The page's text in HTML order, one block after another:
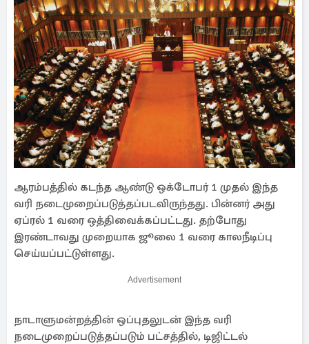
ஆரம்பத்தில் கடந்த ஆண்டு ஒக்டோபர் 1 முதல் இந்த
வரி நடைமுறைப்படுத்தப்படவிருந்தது. பின்னர் அது
ஏப்ரல் 1 வரை ஒத்திவைக்கப்பட்டது. தற்போது
இரண்டாவது முறையாக ஜூலை 1 வரை காலநீடிப்பு
செய்யப்பட்டுள்ளது.
Advertisement
நாடாளுமன்றத்தின் ஒப்புதலுடன் இந்த வரி
நடைமுறைப்படுத்தப்படும் பட்சத்தில், டிஜிட்டல்